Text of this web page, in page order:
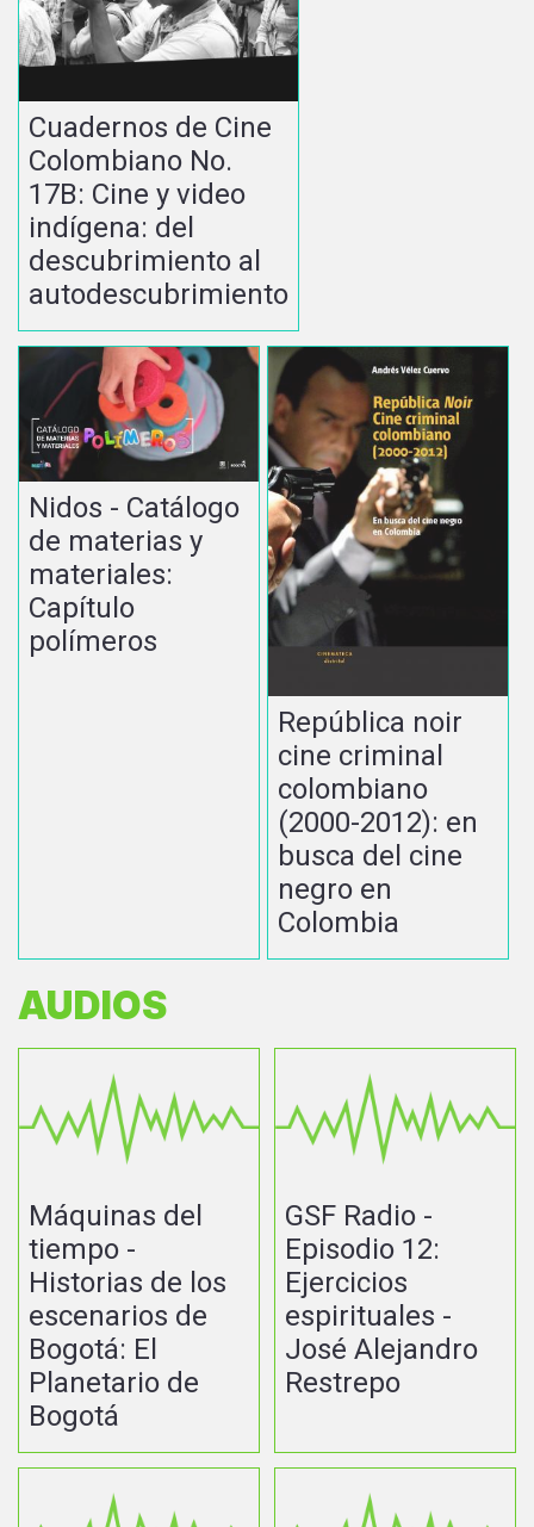
Cuadernos de Cine
Colombiano No.
17B: Cine y video
indígena: del
descubrimiento al
autodescubrimiento
Nidos - Catálogo
de materias y
materiales:
Capítulo
polímeros
República noir
cine criminal
colombiano
(2000-2012): en
busca del cine
negro en
Colombia
AUDIOS
Máquinas del
tiempo -
Historias de los
escenarios de
Bogotá: El
Planetario de
Bogotá
GSF Radio -
Episodio 12:
Ejercicios
espirituales -
José Alejandro
Restrepo